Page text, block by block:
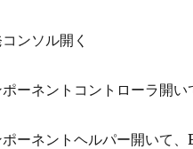
ンソル開く
ポーネントコントローラ開
ポーネントヘルパー開いて